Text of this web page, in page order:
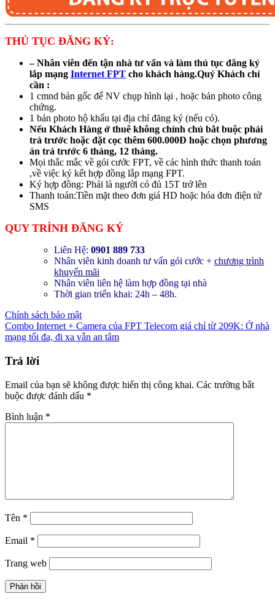
THỦ TỤC ĐĂNG KÝ:
– Nhân viên đến tận nhà tư vấn và làm thủ tục đăng ký
lắp mạng Internet FPT cho khách hàng.Quý Khách chỉ
cần :
1 cmnd bản gốc để NV chụp hình lại , hoặc bản photo công
chứng.
1 bản photo hộ khẩu tại địa chỉ đăng ký (nếu có).
Nếu Khách Hàng ở thuê không chính chủ bắt buộc phải
trả trước hoặc đặt cọc thêm 600.000Đ hoặc chọn phương
án trả trước 6 tháng, 12 tháng.
Mọi thắc mắc về gói cước FPT, về các hình thức thanh toán
,về việc ký kết hợp đồng lắp mạng FPT.
Ký hợp đồng: Phải là người có đủ 15T trở lên
Thanh toán:Tiền mặt theo đơn giá HD hoặc hóa đơn điện tử
SMS
QUY TRÌNH ĐĂNG KÝ
Liên Hệ: 0901 889 733
Nhân viên kinh doanh tư vấn gói cước + chương trình
khuyến mãi
Nhân viên liên hệ làm hợp đồng tại nhà
Thời gian triển khai: 24h – 48h.
Chính sách bảo mật
Combo Internet + Camera của FPT Telecom giá chỉ từ 209K: Ở nhà
mạng tối đa, đi xa vẫn an tâm
Trả lời
Email của bạn sẽ không được hiển thị công khai. Các trường bắt
buộc được đánh dấu *
Bình luận *
Tên *
Email *
Trang web